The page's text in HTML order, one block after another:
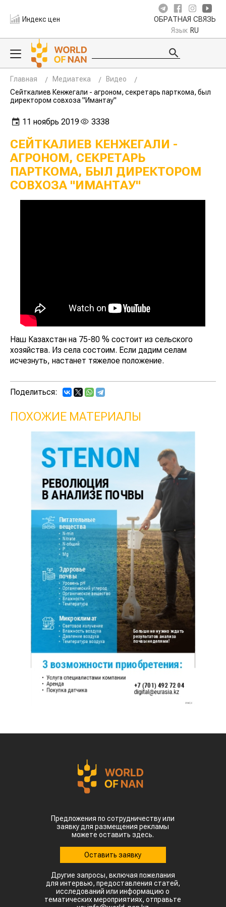
Индекс цен ОБРАТНАЯ СВЯЗЬ
Язык RU
Главная Медиатека
Видео
Сейткалиев Кенжегали - агроном, секретарь парткома, был
директором совхоза "Имантау"
11 ноябрь 2019 3338
СЕЙТКАЛИЕВ КЕНЖЕГАЛИ -
АГРОНОМ, СЕКРЕТАРЬ
ПАРТКОМА, БЫЛ ДИРЕКТОРОМ
СОВХОЗА "ИМАНТАУ"
Наш Казахстан на 75-80 % состоит из сельского
хозяйства. Из села состоим. Если дадим селам
исчезнуть, настанет тяжелое положение.
Поделиться:
ПОХОЖИЕ МАТЕРИАЛЫ
Предложения по сотрудничеству или
заявку для размещения рекламы
можете оставить здесь.
Оставить заявку
Другие запросы, включая пожелания
для интервью, предоставления статей,
исследований или информацию о
тематических мероприятиях, отправьте